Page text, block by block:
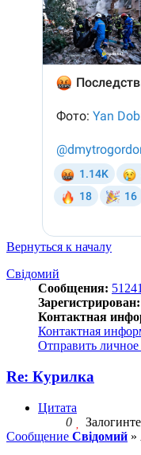
Вернуться к началу
Свідомий
Сообщения: 51241
Зарегистрирован:
Контактная
Контактная
Отправить
Re: Курилка
Цитата
0
Сообщение Свідомий »